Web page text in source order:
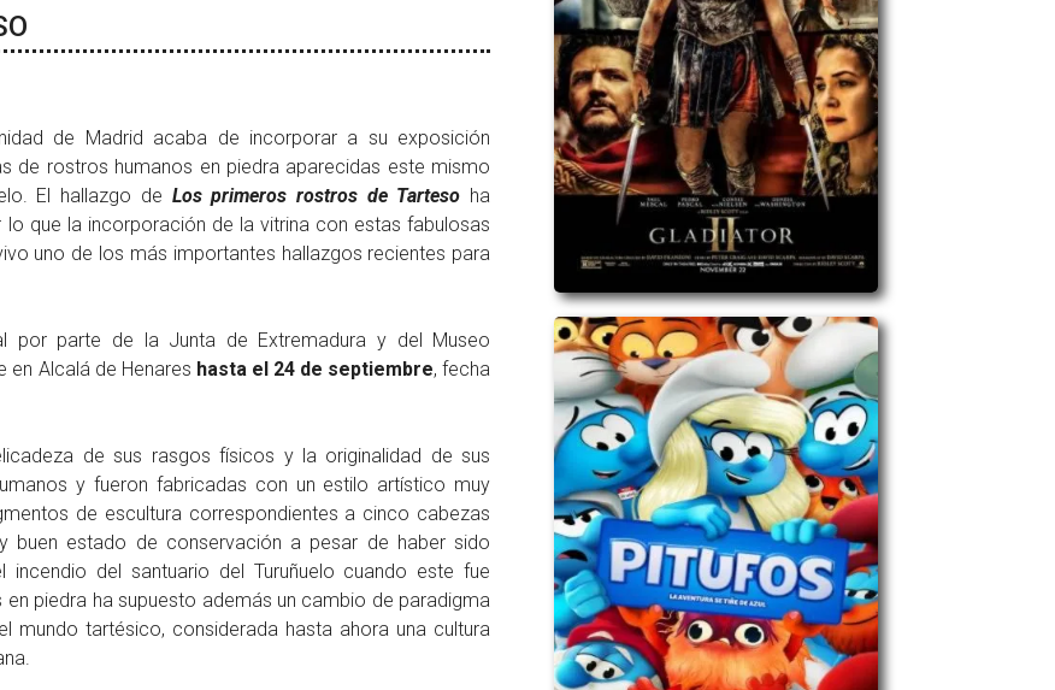
de Madrid acaba de incorporar a su exposición
de rostros humanos en piedra aparecidas este mismo
El hallazgo de Los primeros rostros de Tarteso ha
que la incorporación de la vitrina con estas fabulosas
uno de los más importantes hallazgos recientes para
por parte de la Junta de Extremadura y del Museo
en Alcalá de Henares hasta el 24 de septiembre, fecha
de sus rasgos físicos y la originalidad de sus
y fueron fabricadas con un estilo artístico muy
de escultura correspondientes a cinco cabezas
buen estado de conservación a pesar de haber sido
del santuario del Turuñuelo cuando este fue
piedra ha supuesto además un cambio de paradigma
mundo tartésico, considerada hasta ahora una cultura